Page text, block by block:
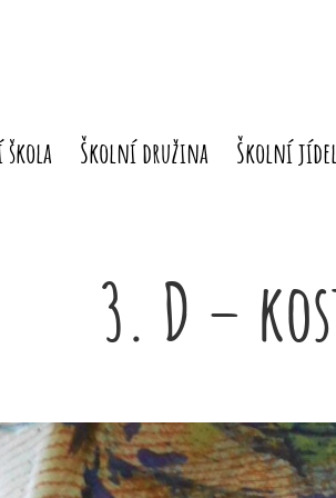
škola Školní družina Školní
3. D –